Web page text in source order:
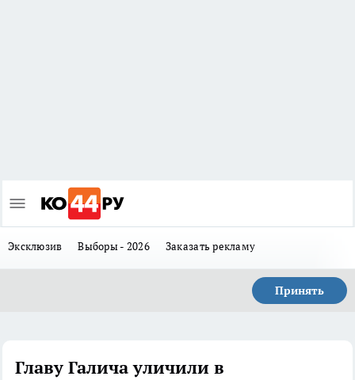
Эксклюзив Выборы - 2026 Заказать рекламу
Принять
Главу Галича уличили в